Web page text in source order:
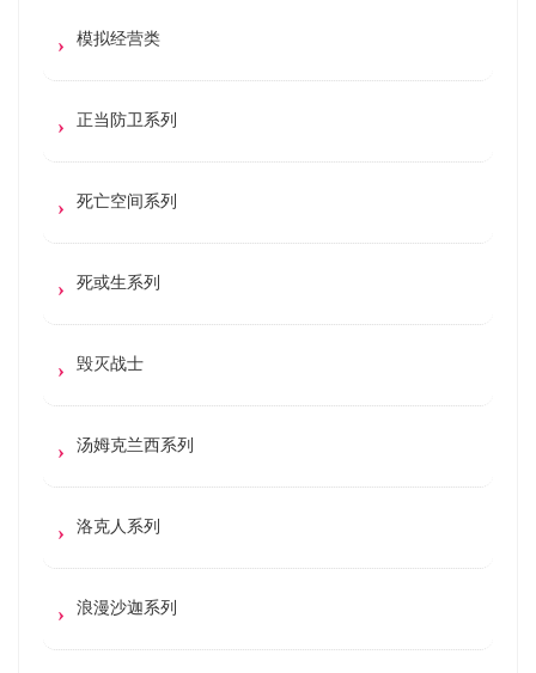
模拟经营类
正当防卫系列
死亡空间系列
死或生系列
毁灭战士
汤姆克兰西系列
洛克人系列
浪漫沙迦系列